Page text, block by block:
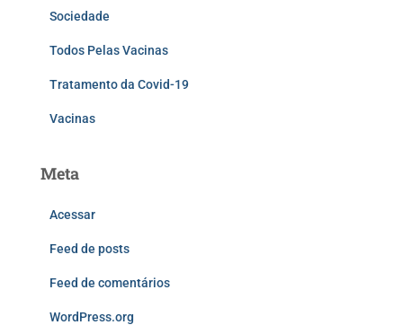
Sociedade
Todos Pelas Vacinas
Tratamento da Covid-19
Vacinas
Meta
Acessar
Feed de posts
Feed de comentários
WordPress.org